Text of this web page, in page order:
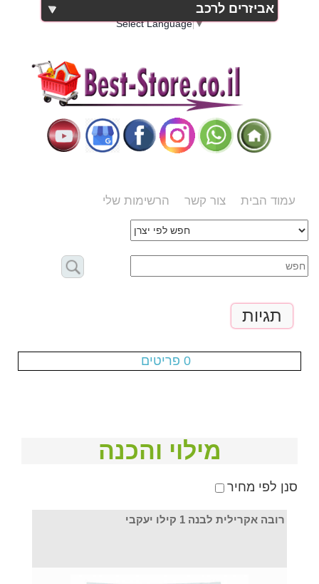
אביזרים לרכב
Select Language▼
הרשימות שלי עמוד הבית צור קשר
תגיות
0 פריטים
מילוי והכנה
סנן לפי מחיר
רובה אקרילית לבנה 1 קילו יעקבי